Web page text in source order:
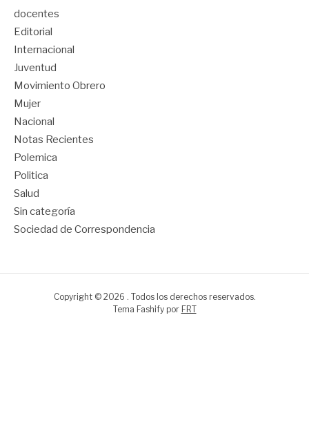
docentes
Editorial
Internacional
Juventud
Movimiento Obrero
Mujer
Nacional
Notas Recientes
Polemica
Politica
Salud
Sin categoría
Sociedad de Correspondencia
Copyright © 2026 . Todos los derechos reservados.
Tema Fashify por FRT